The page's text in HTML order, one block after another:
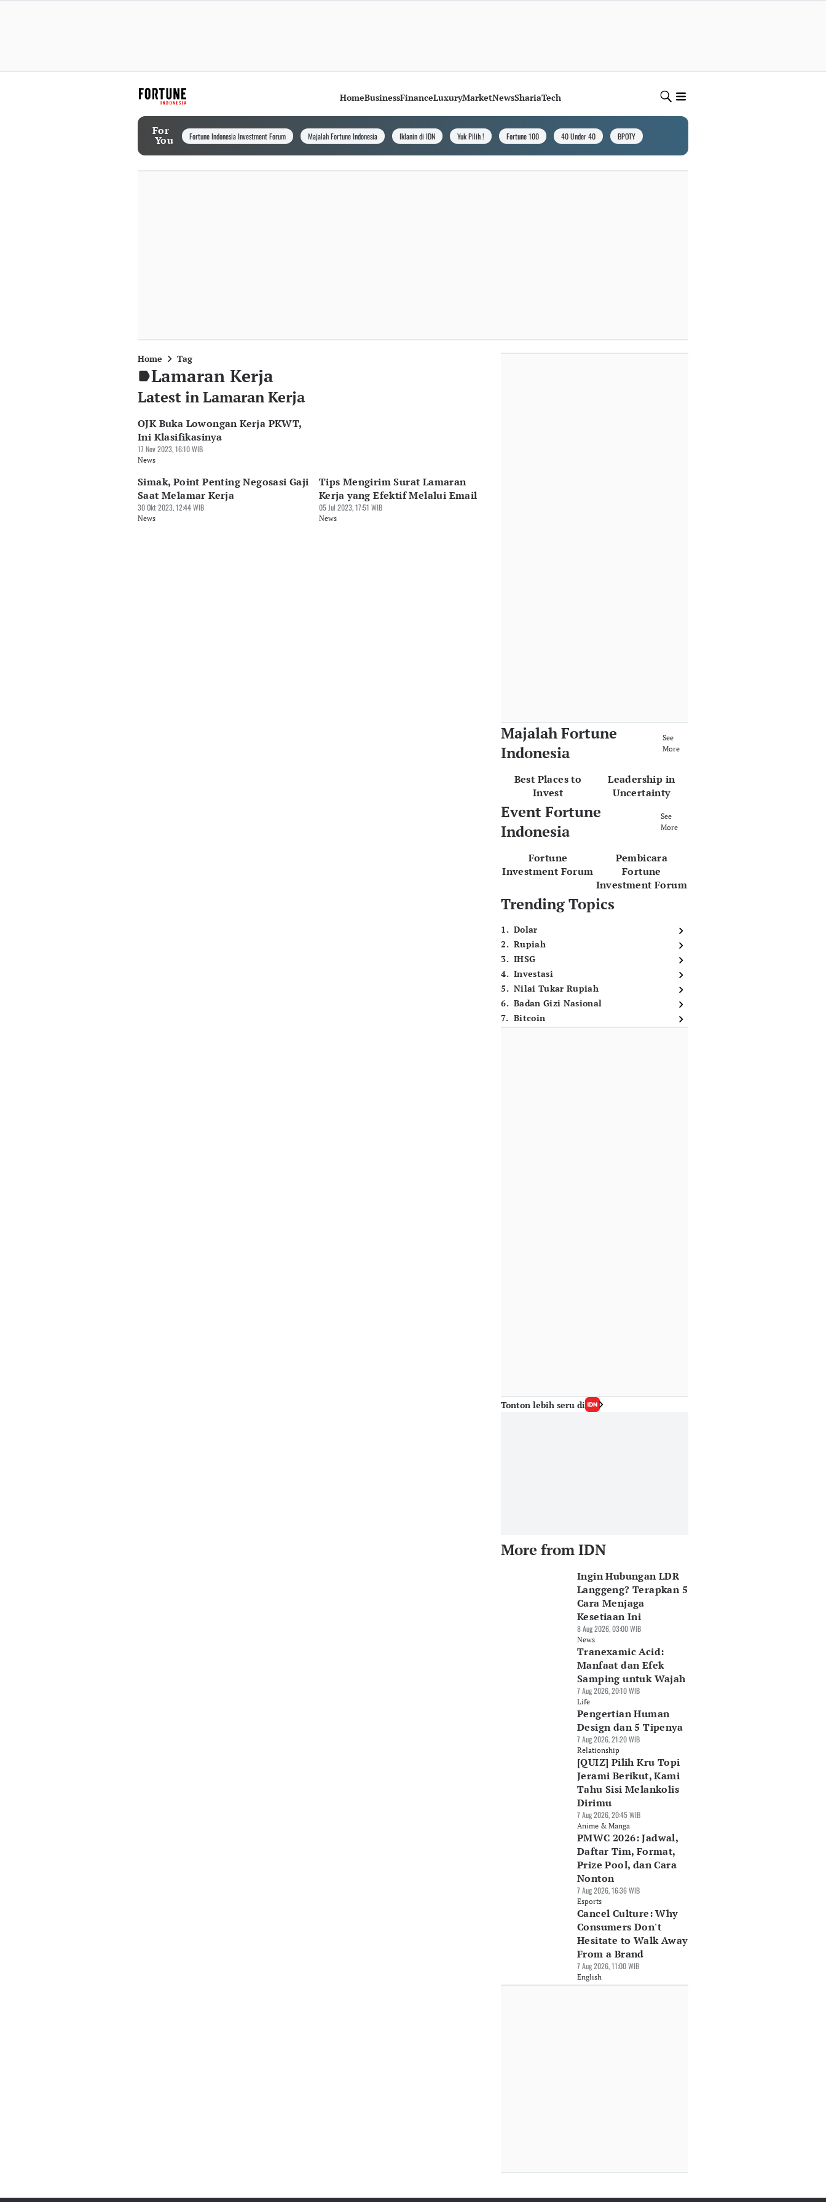
HomeBusinessFinanceLuxuryMarketNewsShariaTech
For
You Fortune Indonesia Investment Forum Majalah Fortune Indonesia Iklanin di IDN Yuk Pilih ! Fortune 100 40 Under 40 BPOTY
Home Tag
Lamaran Kerja
Latest in Lamaran Kerja
OJK Buka Lowongan Kerja PKWT,
Ini Klasifikasinya
17 Nov 2023, 16:10 WIB
News
Simak, Point Penting Negosasi Gaji
Saat Melamar Kerja
30 Okt 2023, 12:44 WIB
News
Tips Mengirim Surat Lamaran
Kerja yang Efektif Melalui Email
05 Jul 2023, 17:51 WIB
News
Majalah Fortune
Indonesia
See
More
Best Places to
Invest
Leadership in
Uncertainty
Event Fortune
Indonesia
See
More
Fortune
Investment Forum
Pembicara
Fortune
Investment Forum
Trending Topics
1. Dolar
2. Rupiah
3. IHSG
4. Investasi
5. Nilai Tukar Rupiah
6. Badan Gizi Nasional
7. Bitcoin
Tonton lebih seru di
More from IDN
Ingin Hubungan LDR
Langgeng? Terapkan 5
Cara Menjaga
Kesetiaan Ini
8 Aug 2026, 03:00 WIB
News
Tranexamic Acid:
Manfaat dan Efek
Samping untuk Wajah
7 Aug 2026, 20:10 WIB
Life
Pengertian Human
Design dan 5 Tipenya
7 Aug 2026, 21:20 WIB
Relationship
[QUIZ] Pilih Kru Topi
Jerami Berikut, Kami
Tahu Sisi Melankolis
Dirimu
7 Aug 2026, 20:45 WIB
Anime & Manga
PMWC 2026: Jadwal,
Daftar Tim, Format,
Prize Pool, dan Cara
Nonton
7 Aug 2026, 16:36 WIB
Esports
Cancel Culture: Why
Consumers Don't
Hesitate to Walk Away
From a Brand
7 Aug 2026, 11:00 WIB
English